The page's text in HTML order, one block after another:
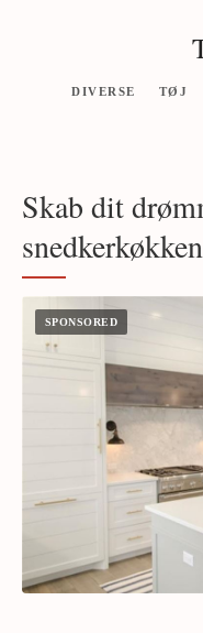
DIVERSE TØJ
Skab dit
snedkerkøkken